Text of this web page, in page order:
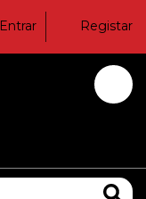
Entrar Registar